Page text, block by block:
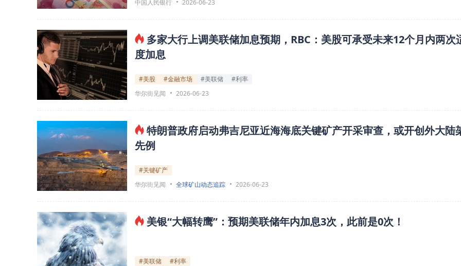
中国人民银行
2026-06-23
多家大行上调美联储加息预期，RBC：美股可承受未来12个月内两次
度加息
#美股 #金融市场 #美联储
#利率
华尔街见闻
2026-06-23
特朗普政府启动弗吉尼亚近海海底关键矿产开采审查，或开创外大陆
先例
#关键矿产
华尔街见闻
全球矿山动态追踪 2026-06-23
美银“大幅转鹰”：预期美联储年内加息3次，此前是0次！
#美联储
#利率